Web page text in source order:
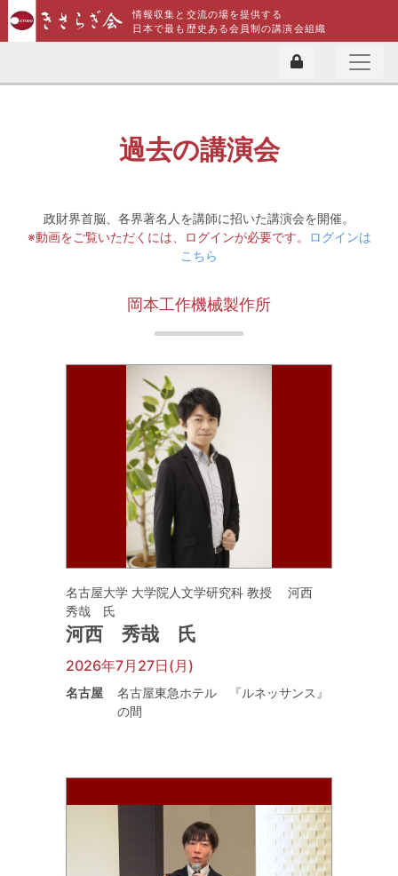
情報収集と交流の場を提供する
日本で最も歴史ある会員制の講演会組織
過去の講演会
政財界首脳、各界著名人を講師に招いた講演会を開催。
※動画をご覧いただくには、ログインが必要です。
ログインは
こちら
岡本工作機械製作所
名古屋大学 大学院人文学研究科 教授 河西
秀哉 氏
河西 秀哉 氏
2026年7月27日(月)
名古屋
名古屋東急ホテル 『ルネッサンス』
の間